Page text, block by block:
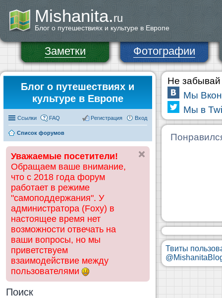
Mishanita.ru
Блог о путешествиях и культуре в Европе
Заметки Фотографии
Блог о путешествиях и
культуре в Европе
Ссылки FAQ Вход
Регистрация
Список форумов
Уважаемые посетители!
Обращаем ваше внимание,
что с 2018 года форум
работает в режиме
"самоподдержания". У
администратора (Foxy) в
настоящее время нет
возможности отвечать на
ваши вопросы, но мы
приветствуем
взаимодействие между
пользователями
Поиск
Не забывай
Мы
Мы в
Твиты